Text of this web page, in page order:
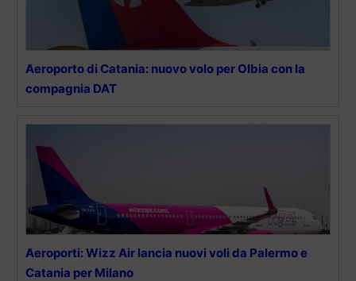
Aeroporto di Catania: nuovo volo per Olbia con la
compagnia DAT
Aeroporti: Wizz Air lancia nuovi voli da Palermo e
Catania per Milano